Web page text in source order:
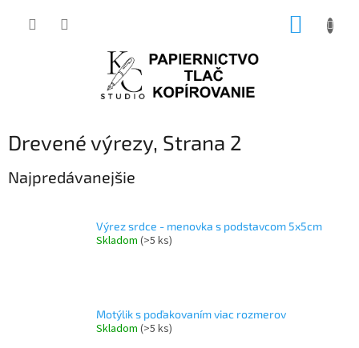
Drevené výrezy, Strana 2
Najpredávanejšie
Výrez srdce - menovka s podstavcom 5x5cm
Skladom (>5 ks)
Motýlik s poďakovaním viac rozmerov
Skladom (>5 ks)